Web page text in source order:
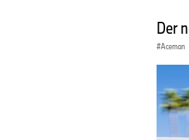
Der
Aceman